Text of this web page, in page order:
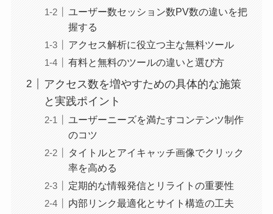
ユーザー数セッション数PV数の違いを把
握する
アクセス解析に役立つ主な無料ツール
有料と無料のツールの違いと選び方
アクセス数を増やすための具体的な施策
と実践ポイント
ユーザーニーズを満たすコンテンツ制作
のコツ
タイトルとアイキャッチ画像でクリック
率を高める
定期的な情報発信とリライトの重要性
内部リンク最適化とサイト構造の工夫